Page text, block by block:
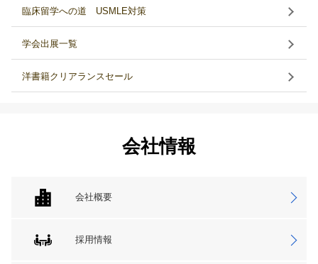
臨床留学への道 USMLE対策
学会出展一覧
洋書籍クリアランスセール
会社情報
会社概要
採用情報